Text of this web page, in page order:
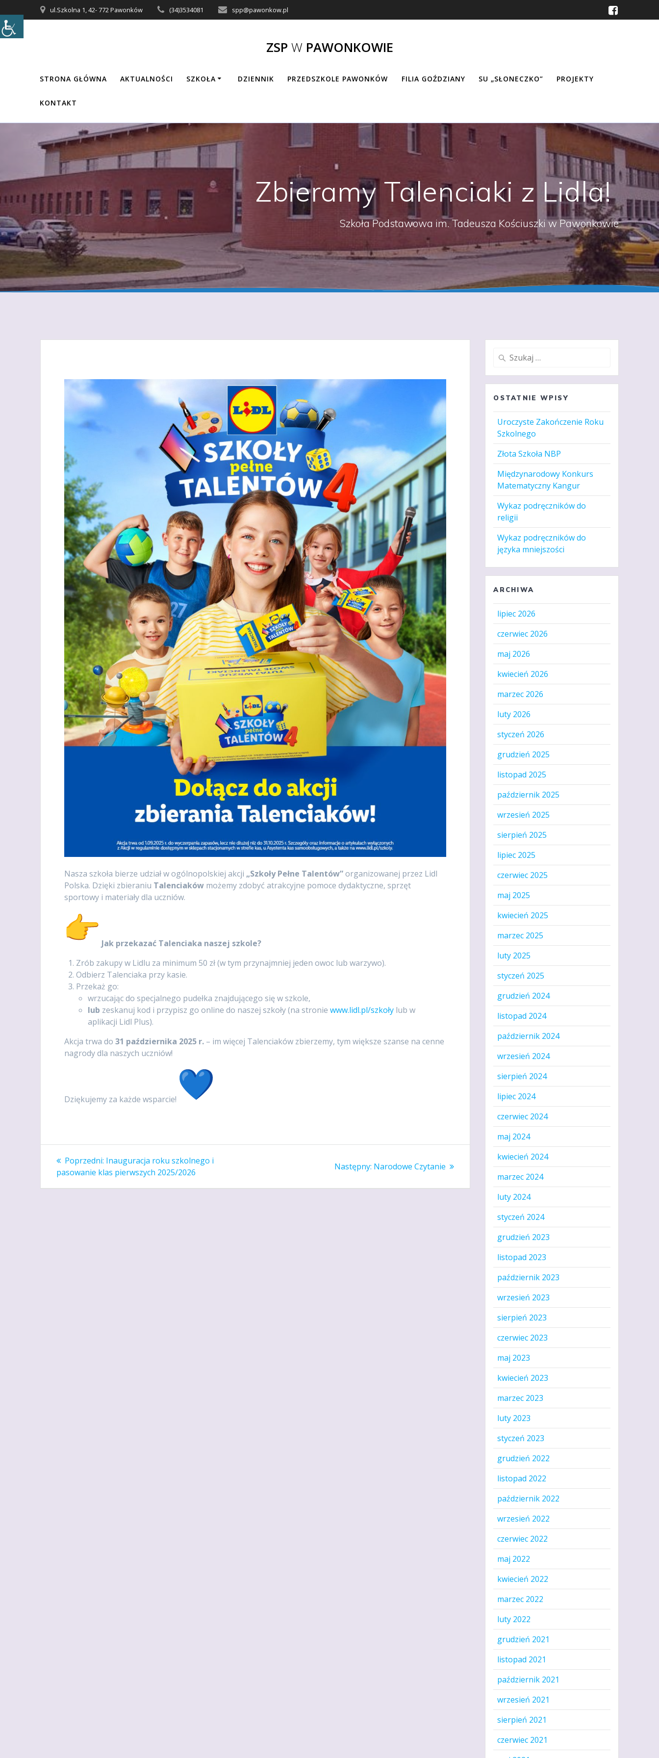
do
treści
ul.Szkolna 1, 42- 772 Pawonków (34)3534081 spp@pawonkow.pl
ZSP W PAWONKOWIE
STRONA GŁÓWNA AKTUALNOŚCI SZKOŁA DZIENNIK PRZEDSZKOLE PAWONKÓW FILIA GOŹDZIANY SU „SŁONECZKO” PROJEKTY
KONTAKT
Zbieramy Talenciaki z Lidla!
Szkoła Podstawowa im. Tadeusza Kościuszki w Pawonkowie
Nasza szkoła bierze udział w ogólnopolskiej akcji „Szkoły Pełne Talentów”organizowanej przez Lidl
Polska. Dzięki zbieraniu Talenciaków możemy zdobyć atrakcyjne pomoce dydaktyczne, sprzęt
sportowy i materiały dla uczniów.
Jak przekazać Talenciaka naszej szkole?
Zrób zakupy w Lidlu za minimum 50 zł (w tym przynajmniej jeden owoc lub warzywo).
Odbierz Talenciaka przy kasie.
Przekaż go:
wrzucając do specjalnego pudełka znajdującego się w szkole,
lub zeskanuj kod i przypisz go online do naszej szkoły (na stroniewww.lidl.pl/szkoły lub w
aplikacji Lidl Plus).
Akcja trwa do31 października 2025 r. – im więcej Talenciaków zbierzemy, tym większe szanse na cenne
nagrody dla naszych uczniów!
Dziękujemy za każde wsparcie!
Nawigacja
wpisu
Poprzedni: Poprzedni
wpis:
Inauguracja roku szkolnego i
pasowanie klas pierwszych 2025/2026
Następny: Następny
Narodowe Czytanie
Szukaj:
OSTATNIE WPISY
Uroczyste Zakończenie Roku
Szkolnego
Złota Szkoła NBP
Międzynarodowy Konkurs
Matematyczny Kangur
Wykaz podręczników do
religii
Wykaz podręczników do
języka mniejszości
ARCHIWA
lipiec 2026
czerwiec 2026
maj 2026
kwiecień 2026
marzec 2026
luty 2026
styczeń 2026
grudzień 2025
listopad 2025
październik 2025
wrzesień 2025
sierpień 2025
lipiec 2025
czerwiec 2025
maj 2025
kwiecień 2025
marzec 2025
luty 2025
styczeń 2025
grudzień 2024
listopad 2024
październik 2024
wrzesień 2024
sierpień 2024
lipiec 2024
czerwiec 2024
maj 2024
kwiecień 2024
marzec 2024
luty 2024
styczeń 2024
grudzień 2023
listopad 2023
październik 2023
wrzesień 2023
sierpień 2023
czerwiec 2023
maj 2023
kwiecień 2023
marzec 2023
luty 2023
styczeń 2023
grudzień 2022
listopad 2022
październik 2022
wrzesień 2022
czerwiec 2022
maj 2022
kwiecień 2022
marzec 2022
luty 2022
grudzień 2021
listopad 2021
październik 2021
wrzesień 2021
sierpień 2021
czerwiec 2021